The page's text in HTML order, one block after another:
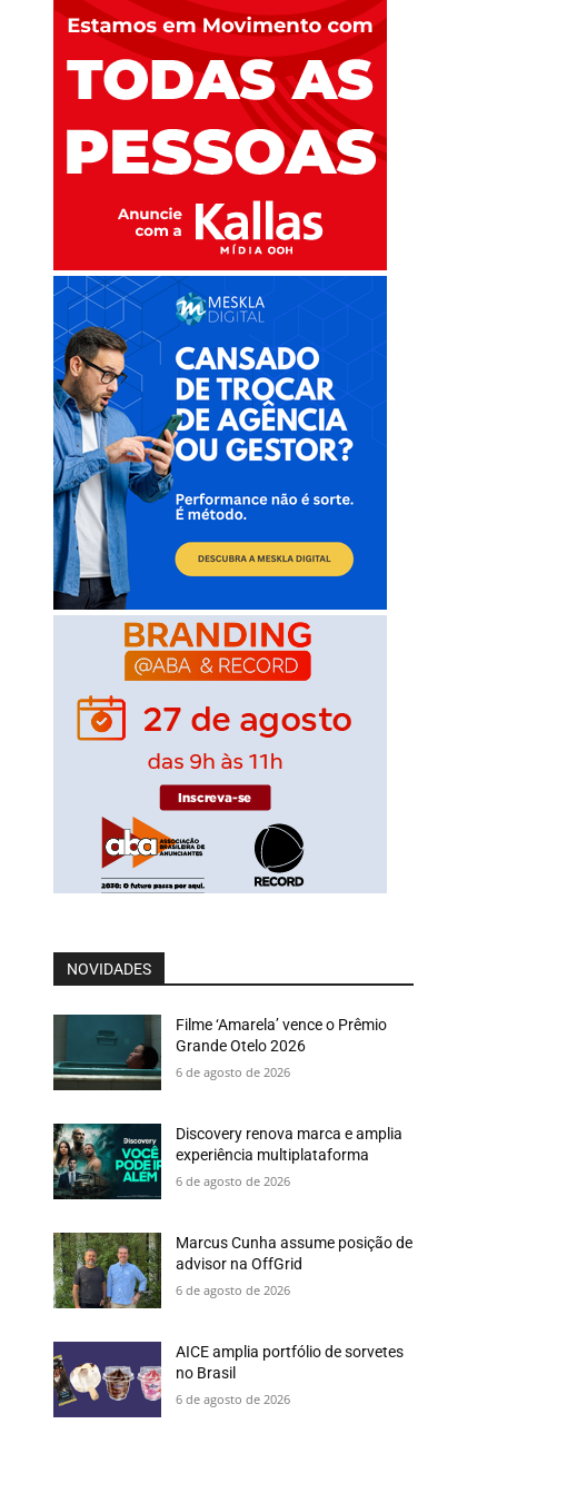
NOVIDADES
Filme ‘Amarela’ vence o Prêmio
Grande Otelo 2026
6 de agosto de 2026
Discovery renova marca e amplia
experiência multiplataforma
6 de agosto de 2026
Marcus Cunha assume posição de
advisor na OffGrid
6 de agosto de 2026
AICE amplia portfólio de sorvetes
no Brasil
6 de agosto de 2026